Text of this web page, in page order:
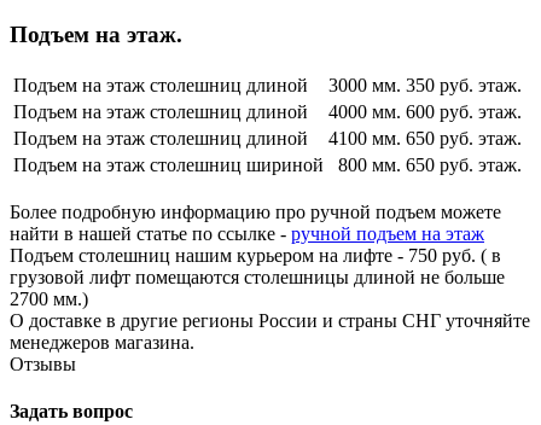
Подъем на этаж.
Подъем на этаж столешниц длиной 3000 мм. 350 руб. этаж.
Подъем на этаж столешниц длиной
4000 мм. 600 руб. этаж.
Подъем на этаж столешниц длиной
4100 мм. 650 руб. этаж.
Подъем на этаж столешниц шириной
800 мм. 650 руб. этаж.
Более подробную информацию про ручной подъем можете
найти в нашей статье по ссылке - ручной подъем на этаж
Подъем столешниц нашим курьером на лифте - 750 руб. ( в
грузовой лифт помещаются столешницы длиной не больше
2700 мм.)
О доставке в другие регионы России и страны СНГ уточняйте
менеджеров магазина.
Отзывы
Задать вопрос